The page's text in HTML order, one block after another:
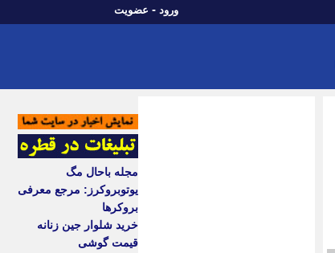
ورود - عضویت
مجله باحال مگ
یوتوبروکرز: مرجع معرفی
بروکرها
خرید شلوار جین زنانه
قیمت گوشی